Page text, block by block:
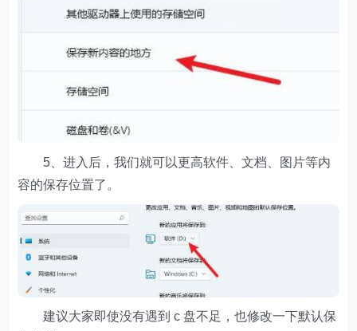
5、进入后，我们就可以更高软件、文档、图片等内
容的保存位置了。
建议大家即使没有遇到 c 盘不足，也修改一下默认保